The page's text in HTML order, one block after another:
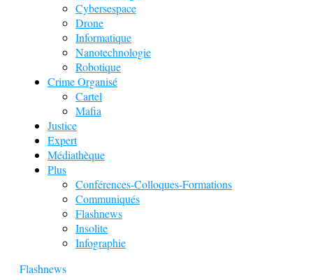
Cybersespace
Drone
Informatique
Nanotechnologie
Robotique
Crime Organisé
Cartel
Mafia
Justice
Expert
Médiathèque
Plus
Conférences-Colloques-Formations
Communiqués
Flashnews
Insolite
Infographie
Flashnews